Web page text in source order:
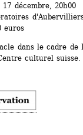
décembre, 20h00
euros
dans le cadre de
culturel